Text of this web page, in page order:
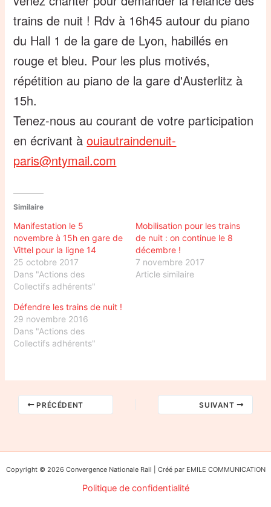
trains de nuit ! Rdv à 16h45 autour du piano
du Hall 1 de la gare de Lyon, habillés en
rouge et bleu. Pour les plus motivés,
répétition au piano de la gare d'Austerlitz à
15h.
Tenez-nous au courant de votre participation
en écrivant à ouiautraindenuit-
paris@ntymail.com
Similaire
Manifestation le 5
novembre à 15h en gare de
Vittel pour la ligne 14
25 octobre 2017
Dans "Actions des
Collectifs adhérents"
Mobilisation pour les trains
de nuit : on continue le 8
décembre !
7 novembre 2017
Article similaire
Défendre les trains de nuit !
29 novembre 2016
Dans "Actions des
Collectifs adhérents"
PRÉCÉDENT SUIVANT
Copyright © 2026 Convergence Nationale Rail | Créé par EMILE COMMUNICATION
Politique de confidentialité